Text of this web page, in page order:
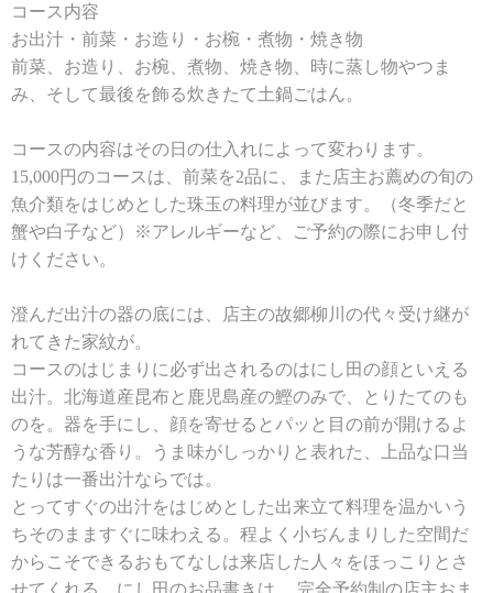
コース内容
お出汁・前菜・お造り・お椀・煮物・焼き物
前菜、お造り、お椀、煮物、焼き物、時に蒸し物やつま
み、そして最後を飾る炊きたて土鍋ごはん。
コースの内容はその日の仕入れによって変わります。
15,000円のコースは、前菜を2品に、また店主お薦めの旬の
魚介類をはじめとした珠玉の料理が並びます。（冬季だと
蟹や白子など）※アレルギーなど、ご予約の際にお申し付
けください。
澄んだ出汁の器の底には、店主の故郷柳川の代々受け継が
れてきた家紋が。
コースのはじまりに必ず出されるのはにし田の顔といえる
出汁。北海道産昆布と鹿児島産の鰹のみで、とりたてのも
のを。器を手にし、顔を寄せるとパッと目の前が開けるよ
うな芳醇な香り。うま味がしっかりと表れた、上品な口当
たりは一番出汁ならでは。
とってすぐの出汁をはじめとした出来立て料理を温かいう
ちそのまますぐに味わえる。程よく小ぢんまりした空間だ
からこそできるおもてなしは来店した人々をほっこりとさ
せてくれる。にし田のお品書きは、 完全予約制の店主おま